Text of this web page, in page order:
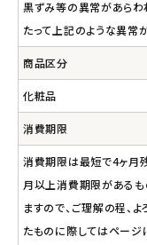
黒ずみ等の異常があらわ
たって上記のような異常
商品区分
化粧品
消費期限
消費期限は最短で4ヶ月
月以上消費期限がある
ますので、ご理解の程、
たものに際してはペー